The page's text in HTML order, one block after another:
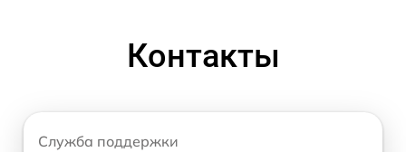
Контакты
Служба поддержки